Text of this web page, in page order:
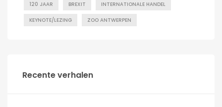
120 JAAR BREXIT INTERNATIONALE HANDEL
KEYNOTE/LEZING ZOO ANTWERPEN
Recente verhalen